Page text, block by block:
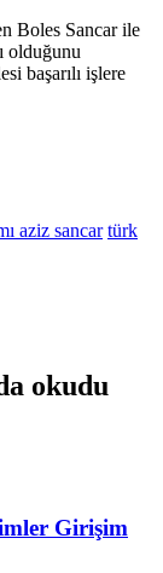
Boles Sancar ile
olduğunu
başarılı işlere
aziz sancar türk
okudu
Girişim